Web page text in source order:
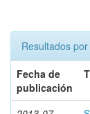
Resultados
Fecha de
publicación